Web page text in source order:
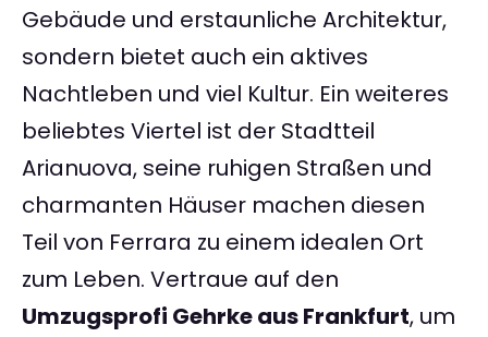
Gebäude und erstaunliche Architektur,
sondern bietet auch ein aktives
Nachtleben und viel Kultur. Ein weiteres
beliebtes Viertel ist der Stadtteil
Arianuova, seine ruhigen Straßen und
charmanten Häuser machen diesen
Teil von Ferrara zu einem idealen Ort
zum Leben. Vertraue auf den
Umzugsprofi Gehrke aus Frankfurt, um